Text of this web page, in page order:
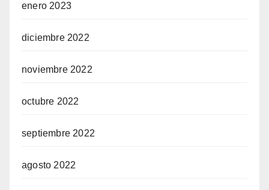
enero 2023
diciembre 2022
noviembre 2022
octubre 2022
septiembre 2022
agosto 2022